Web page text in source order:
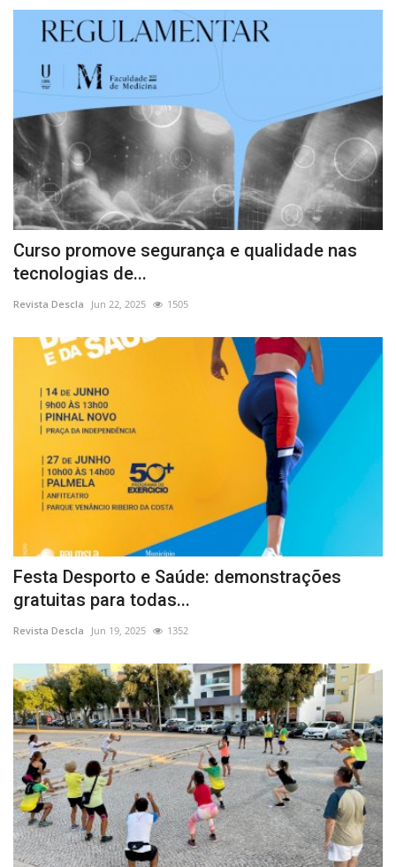
Curso promove segurança e qualidade nas
tecnologias de...
Revista Descla Jun 22, 2025 1505
Festa Desporto e Saúde: demonstrações
gratuitas para todas...
Revista Descla Jun 19, 2025 1352